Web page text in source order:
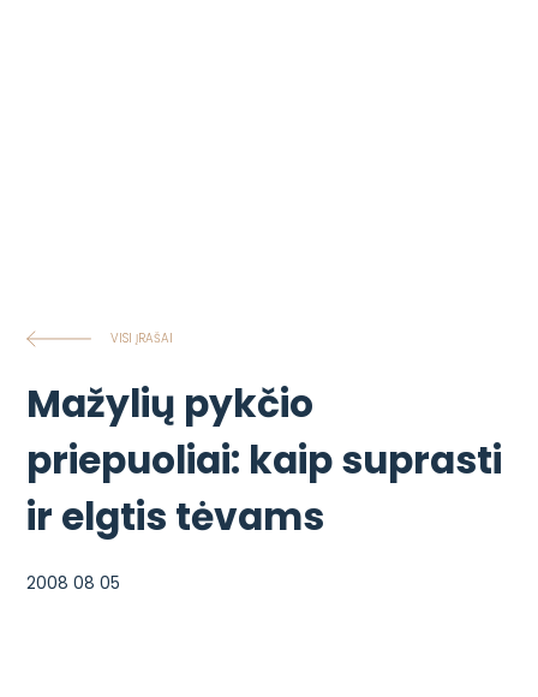
VISI ĮRAŠAI
Mažylių pykčio
priepuoliai: kaip suprasti
ir elgtis tėvams
2008 08 05